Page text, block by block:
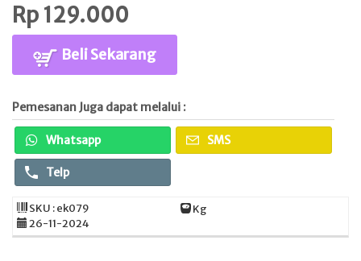
Rp 129.000
Beli Sekarang
Pemesanan Juga dapat melalui :
Whatsapp SMS
Telp
SKU : ek079
Kg
26-11-2024